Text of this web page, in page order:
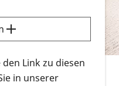
Infonmaterial
herunterladen
Erklärvideos zum
RETINA-Website
Menschen an.
Link zu diesen
in unserer